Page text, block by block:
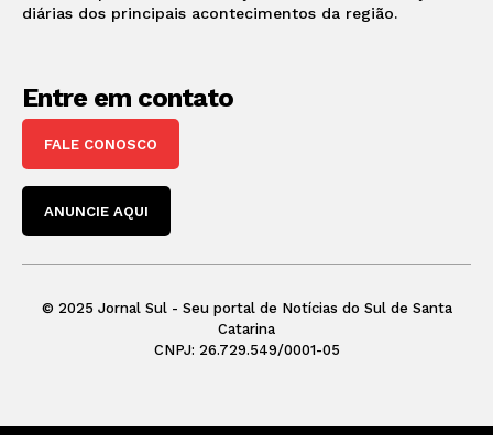
diárias dos principais acontecimentos da região.
Entre em contato
FALE CONOSCO
ANUNCIE AQUI
© 2025 Jornal Sul - Seu portal de Notícias do Sul de Santa
Catarina
CNPJ: 26.729.549/0001-05